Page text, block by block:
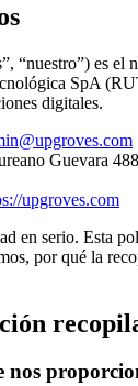
“nuestro”) es el
SpA
digitales.
Guevara
upgroves.com
en serio. Esta
por qué la